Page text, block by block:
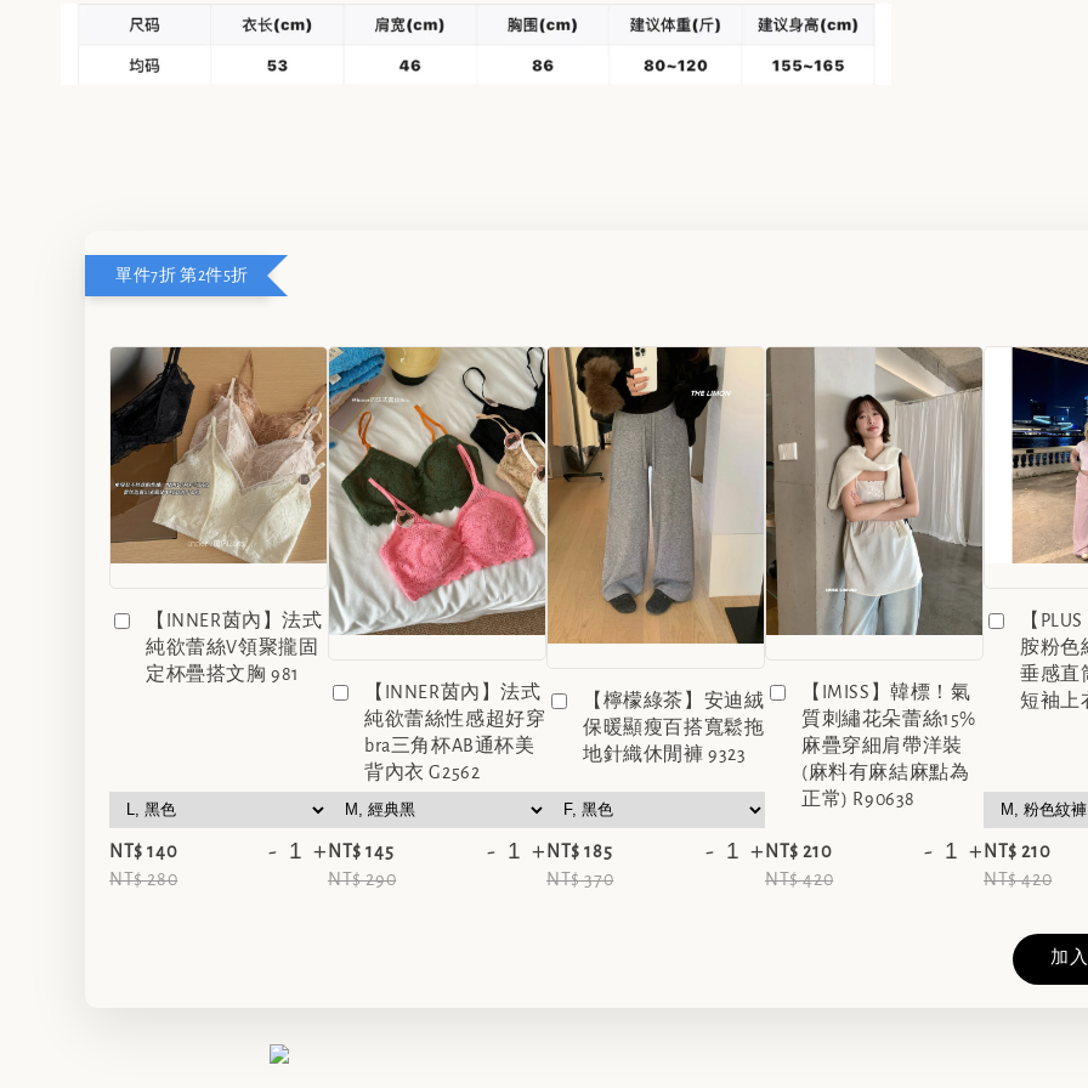
單件7折 第2件5折
【INNER茵內】法式
純欲蕾絲V領聚攏固
定杯疊搭文胸 981
NT$ 140
NT$ 280
- +
【INNER茵內】法式
純欲蕾絲性感超好穿
bra三角杯AB通杯美
背內衣 G2562
NT$ 145
NT$ 290
- +
【檸檬綠茶】安迪絨
保暖顯瘦百搭寬鬆拖
地針織休閒褲 9323
NT$ 185
NT$ 370
- +
【IMISS】韓標！氣
質刺繡花朵蕾絲15%
麻疊穿細肩帶洋裝
(麻料有麻結麻點為
正常) R90638
NT$ 210
NT$ 420
- +
【
胺粉色
垂感直
短袖上
NT$ 210
NT$ 420
加